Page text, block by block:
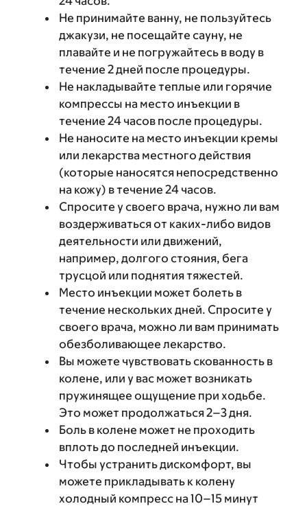
Не принимайте ванну, не пользуйтесь
джакузи, не посещайте сауну, не
плавайте и не погружайтесь в воду в
течение 2 дней после процедуры.
Не накладывайте теплые или горячие
компрессы на место инъекции в
течение 24 часов после процедуры.
Не наносите на место инъекции кремы
или лекарства местного действия
(которые наносятся непосредственно
на кожу) в течение 24 часов.
Спросите у своего врача, нужно ли вам
воздерживаться от каких-либо видов
деятельности или движений,
например, долгого стояния, бега
трусцой или поднятия тяжестей.
Место инъекции может болеть в
течение нескольких дней. Спросите у
своего врача, можно ли вам принимать
обезболивающее лекарство.
Вы можете чувствовать скованность в
колене, или у вас может возникать
пружинящее ощущение при ходьбе.
Это может продолжаться 2–3 дня.
Боль в колене может не проходить
вплоть до последней инъекции.
Чтобы устранить дискомфорт, вы
можете прикладывать к колену
холодный компресс на 10–15 минут